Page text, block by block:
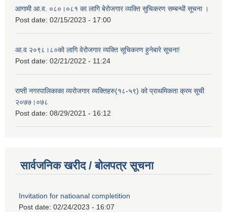
आगामी आ.व. ०८०।०८१ का लागि बेरोजगार व्यक्ति सुचिकरण सम्बन्धी सूचना ।
Post date: 02/15/2023 - 17:00
आ.व २०९८।८०को लागि वेरोजगार व्यक्ति सूचिकरण हुनेबारे सूचना!
Post date: 02/21/2022 - 11:24
राप्ती नगरपालिकाका व्यरोजगार व्यक्तिहरु(१८-५९) को प्राथमिकता क्रम सूची
२०७७।०७८
Post date: 08/29/2021 - 16:12
सार्वजनिक खरीद / बोलपत्र सूचना
Invitation for natioanal completition
Post date: 02/24/2023 - 16:07